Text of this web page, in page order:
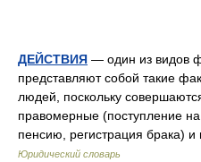
ДЕЙСТВИЯ — один из видов
представляют собой такие
людей, поскольку
правомерные (поступление
пенсию, регистрация брака)
Юридический словарь